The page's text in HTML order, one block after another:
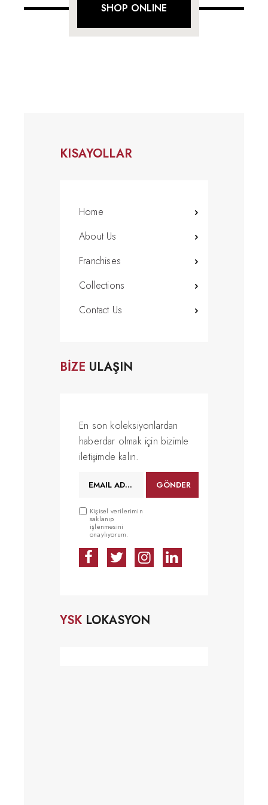
SHOP ONLINE
KISAYOLLAR
Home
About Us
Franchises
Collections
Contact Us
BİZE ULAŞIN
En son koleksiyonlardan
haberdar olmak için bizimle
iletişimde kalın.
Kişisel verilerimin
saklanıp
işlenmesini
onaylıyorum.
YSK LOKASYON